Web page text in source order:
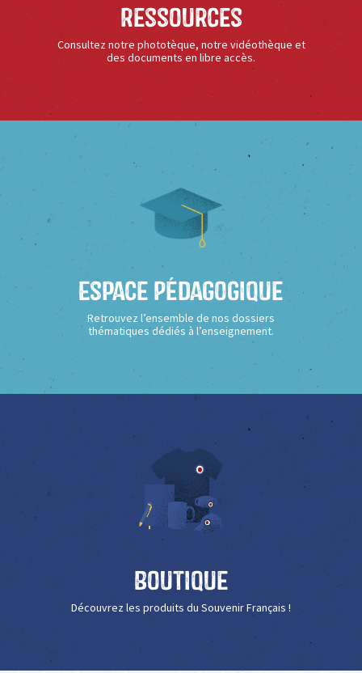
Ressources
Consultez notre phototèque, notre vidéothèque et
des documents en libre accès.
Espace Pédagogique
Retrouvez l’ensemble de nos dossiers
thématiques dédiés à l’enseignement.
Boutique
Découvrez les produits du Souvenir Français !